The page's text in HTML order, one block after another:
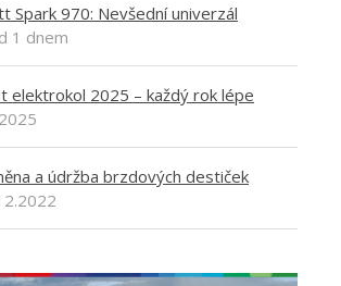
Spark 970: Nevšední univerzál
1 dnem
elektrokol 2025 – každý rok lépe
a údržba brzdových destiček